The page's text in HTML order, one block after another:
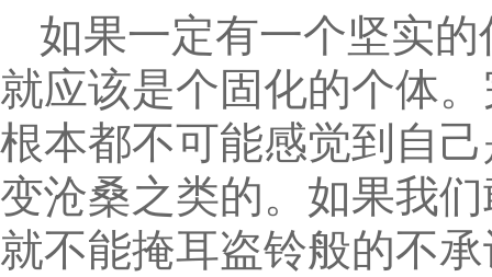
如果一定有一个坚实
就应该是个固化的个体
根本都不可能感觉到自
变沧桑之类的。如果我
就不能掩耳盗铃般的不